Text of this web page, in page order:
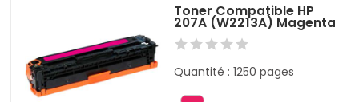
Toner Compatible HP
207A (W2213A) Magenta
Quantité : 1250 pages